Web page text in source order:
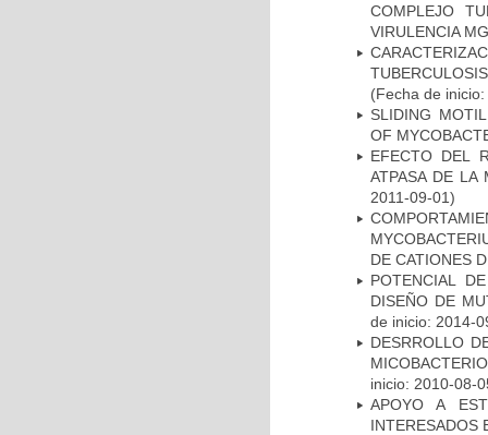
COMPLEJO
VIRULENCIA
(Fecha de
SLIDING
OF
EFECTO DEL
ATPASA DE LA
2011-09-01)
DE CATIONES
POTENCIAL
DISEÑO DE
de inicio: 2014-
DESRROLLO
inicio: 2010-08-
APOYO A
INTERESADOS